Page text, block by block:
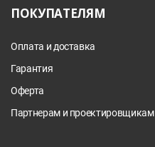
ПОКУПАТЕЛЯМ
Оплата и доставка
Гарантия
Оферта
Партнерам и проектировщикам